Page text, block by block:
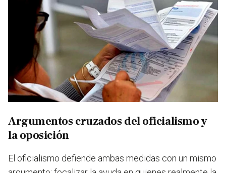
Argumentos cruzados del oficialismo y
la oposición
El oficialismo defiende ambas medidas con un mismo